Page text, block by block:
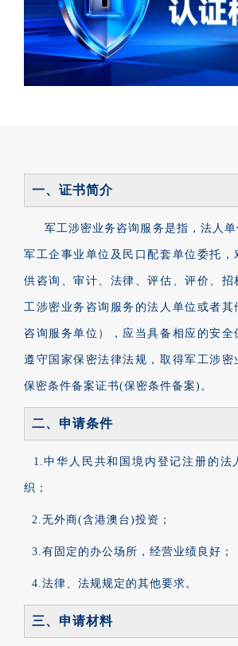
一、证书简介
军工涉密业务咨询服务是指，法人单
军工企事业单位及民口配套单位委托，
供咨询、审计、法律、评估、评价、招
工涉密业务咨询服务的法人单位或者其
咨询服务单位），应当具备相应的安全
遵守国家保密法律法规，取得军工涉密
保密条件备案证书(保密条件备案)。
二、申请条件
1.中华人民共和国境内登记注册的法
织；
2.无外商(含港澳台)投资；
3.有固定的办公场所，经营业绩良好；
4.法律、法规规定的其他要求。
三、申请材料